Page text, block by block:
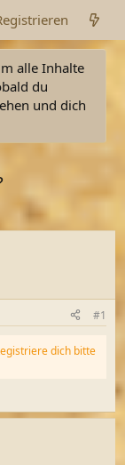
alle Inhalte
du
und dich
#1
dich bitte